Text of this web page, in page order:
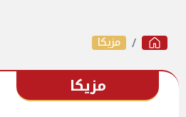
مزيكا
مزيكا